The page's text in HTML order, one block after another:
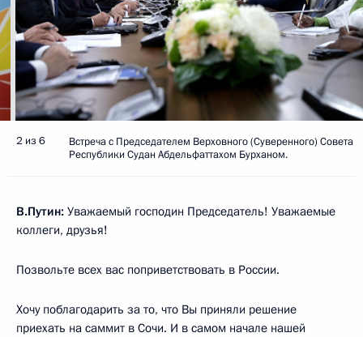
2 из 6
Встреча с Председателем Верховного (Суверенного) Совета
Республики Судан Абдельфаттахом Бурханом.
В.Путин: Уважаемый господин Председатель! Уважаемые
коллеги, друзья!
Позвольте всех вас поприветствовать в России.
Хочу поблагодарить за то, что Вы приняли решение
приехать на саммит в Сочи. И в самом начале нашей